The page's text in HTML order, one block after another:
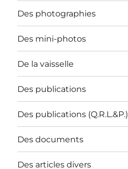
Des photographies
Des mini-photos
De la vaisselle
Des publications
Des publications (Q.R.L.&P.)
Des documents
Des articles divers